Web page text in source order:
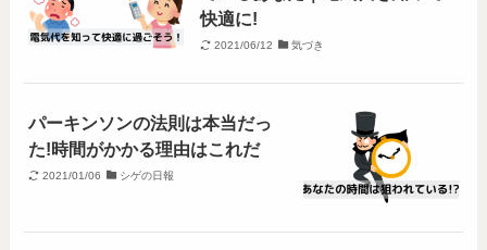
快適に!
2021/06/12 気づき
パーキンソンの法則は本当だっ
た!時間がかかる理由はこれだ
2021/01/06 シゲの日報